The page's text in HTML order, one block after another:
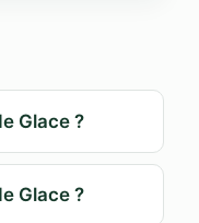
Glace ?
Glace ?